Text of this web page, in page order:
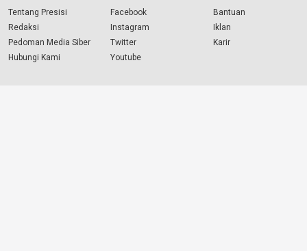
Tentang Presisi
Redaksi
Pedoman Media Siber
Hubungi Kami
Facebook
Instagram
Twitter
Youtube
Bantuan
Iklan
Karir